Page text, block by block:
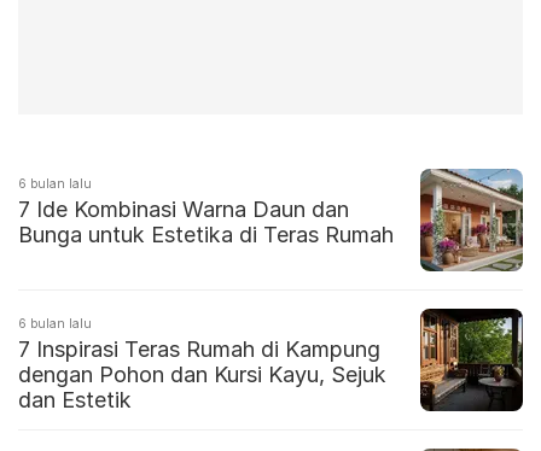
6 bulan lalu
7 Ide Kombinasi Warna Daun dan
Bunga untuk Estetika di Teras Rumah
6 bulan lalu
7 Inspirasi Teras Rumah di Kampung
dengan Pohon dan Kursi Kayu, Sejuk
dan Estetik